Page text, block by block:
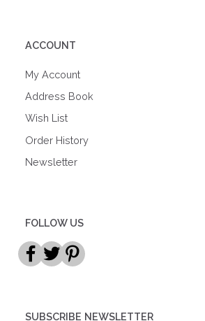
ACCOUNT
My Account
Address Book
Wish List
Order History
Newsletter
FOLLOW US
SUBSCRIBE NEWSLETTER